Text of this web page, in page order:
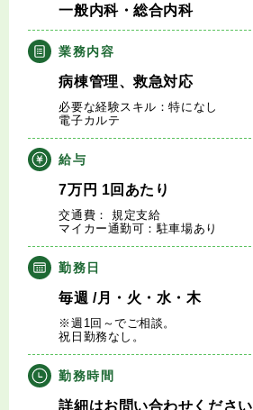
知りたい・聞きたい
転職成功事例
医師の転職マニュアル
データで見る医師の平均年収
医師に役立つ取材記事
大学医局紹介
一般内科・総合内科
業務内容
病棟管理、救急対応
必要な経験スキル：特になし
電子カルテ
給与
7万円 1回あたり
交通費： 規定支給
マイカー通勤可：駐車場あり
勤務日
毎週 /月・火・水・木
※週1回～でご相談。
祝日勤務なし。
勤務時間
詳細はお問い合わせください